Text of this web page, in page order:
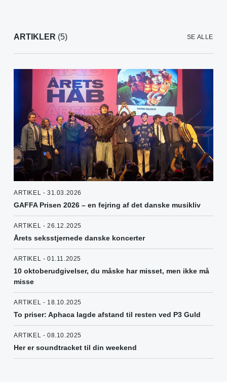
ARTIKLER (5) SE ALLE
ARTIKEL - 31.03.2026
GAFFA Prisen 2026 – en fejring af det danske musikliv
ARTIKEL - 26.12.2025
Årets seksstjernede danske koncerter
ARTIKEL - 01.11.2025
10 oktoberudgivelser, du måske har misset, men ikke må
misse
ARTIKEL - 18.10.2025
To priser: Aphaca lagde afstand til resten ved P3 Guld
ARTIKEL - 08.10.2025
Her er soundtracket til din weekend